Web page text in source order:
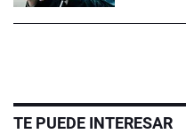
TE PUEDE INTERESAR